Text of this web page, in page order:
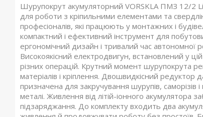
Шурупокрут акумуляторний VORSKLA ПМЗ 12/2
для роботи з кріпильними елементами та
професіоналів, які працюють у монтажних і
компактний і ефективний інструмент для
ергономічний дизайн і тривалий час
Високоякісний електродвигун, встановлений у
різних операцій. Крутний момент шурупокрута
матеріалів і кріплення. Двошвидкісний
призначена для закручування шурупів, саморізів
металі. Живлення від літій-іонного акумулятора
підзаряджання. До комплекту входить два